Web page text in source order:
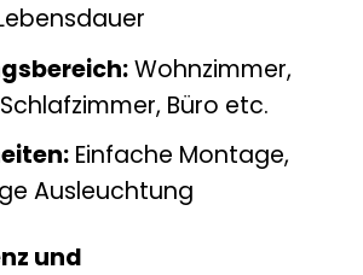
Wohnzimmer,
Büro etc.
Einfache Montage,
Ausleuchtung
und